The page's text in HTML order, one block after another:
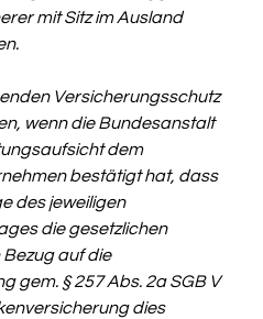
mit Sitz im Ausland
Versicherungsschutz
wenn die Bundesanstalt
dem
bestätigt hat, dass
des jeweiligen
die gesetzlichen
Bezug auf die
gem. § 257 Abs. 2a SGB V
dies